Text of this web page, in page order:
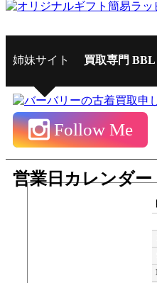
姉妹サイト 買取専門 BBL
Follow Me
営業日カレンダー